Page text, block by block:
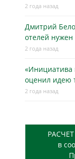
2 года назад
Дмитрий
отелей
2 года назад
«Инициатива
оценил идею
2 года назад
в